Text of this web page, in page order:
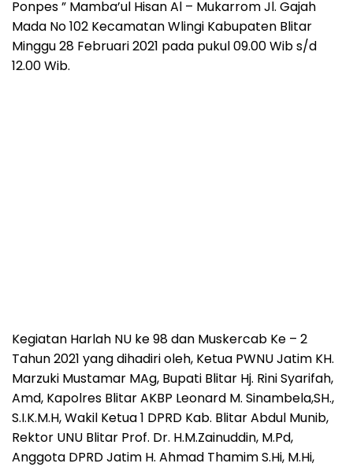
Ponpes ” Mamba’ul Hisan Al – Mukarrom Jl. Gajah
Mada No 102 Kecamatan Wlingi Kabupaten Blitar
Minggu 28 Februari 2021 pada pukul 09.00 Wib s/d
12.00 Wib.
Kegiatan Harlah NU ke 98 dan Muskercab Ke – 2
Tahun 2021 yang dihadiri oleh, Ketua PWNU Jatim KH.
Marzuki Mustamar MAg, Bupati Blitar Hj. Rini Syarifah,
Amd, Kapolres Blitar AKBP Leonard M. Sinambela,SH.,
S.I.K.M.H, Wakil Ketua 1 DPRD Kab. Blitar Abdul Munib,
Rektor UNU Blitar Prof. Dr. H.M.Zainuddin, M.Pd,
Anggota DPRD Jatim H. Ahmad Thamim S.Hi, M.Hi,